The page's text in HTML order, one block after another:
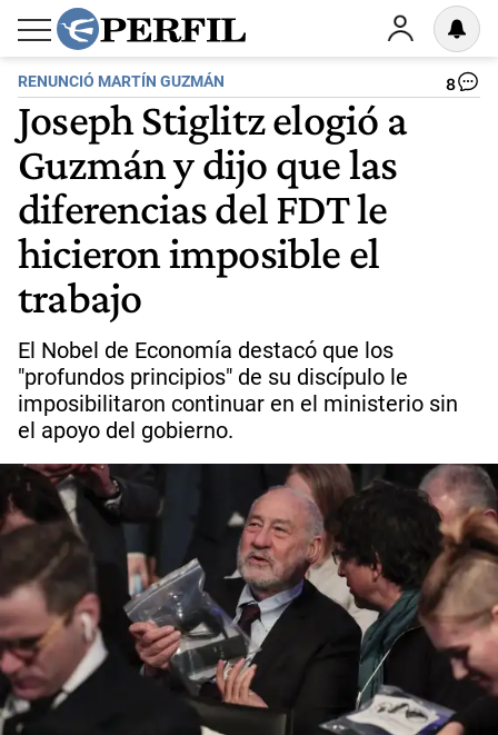
RENUNCIÓ MARTÍN GUZMÁN 8
Joseph Stiglitz elogió a
Guzmán y dijo que las
diferencias del FDT le
hicieron imposible el
trabajo
El Nobel de Economía destacó que los
"profundos principios" de su discípulo le
imposibilitaron continuar en el ministerio sin
el apoyo del gobierno.